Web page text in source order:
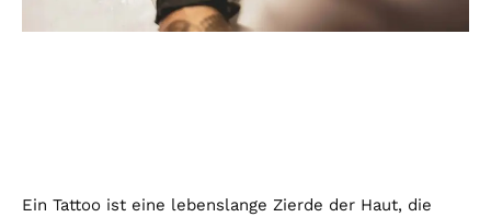
Ein Tattoo ist eine lebenslange Zierde der Haut, die